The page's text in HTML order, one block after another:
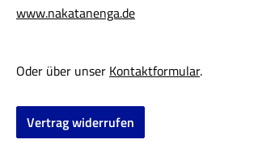
www.nakatanenga.de
Oder über unser Kontaktformular.
Vertrag widerrufen